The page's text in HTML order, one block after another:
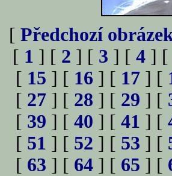
[ Předchozí
[ 1 ] [ 2 ] [ 3 ] [ 4 ] [
[ 15 ] [ 16 ] [ 17 ] [
[ 27 ] [ 28 ] [ 29 ] [
[ 39 ] [ 40 ] [ 41 ] [
[ 51 ] [ 52 ] [ 53 ] [
[ 63 ] [ 64 ] [ 65 ] [